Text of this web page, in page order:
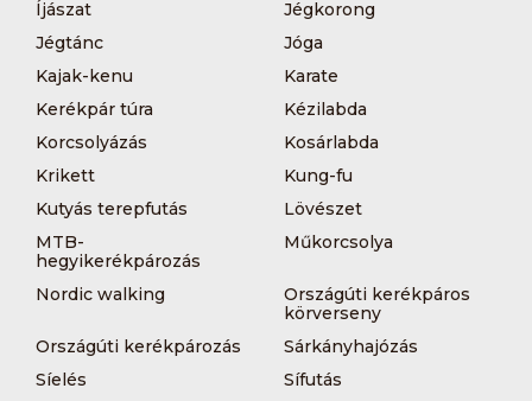
Íjászat
Jégkorong
Jégtánc
Jóga
Kajak-kenu
Karate
Kerékpár túra
Kézilabda
Korcsolyázás
Kosárlabda
Krikett
Kung-fu
Kutyás terepfutás
Lövészet
MTB-
hegyikerékpározás
Műkorcsolya
Nordic walking
Országúti kerékpáros
körverseny
Országúti kerékpározás
Sárkányhajózás
Síelés
Sífutás